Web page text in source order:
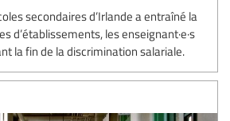
secondaires d’Irlande a entraîné la
d’établissements, les enseignant·e·s
la fin de la discrimination salariale.